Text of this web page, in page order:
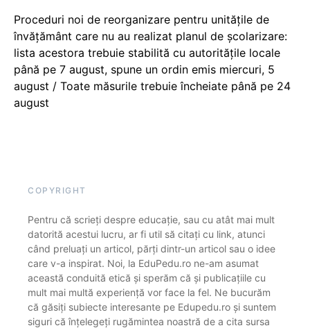
Proceduri noi de reorganizare pentru unitățile de
învățământ care nu au realizat planul de școlarizare:
lista acestora trebuie stabilită cu autoritățile locale
până pe 7 august, spune un ordin emis miercuri, 5
august / Toate măsurile trebuie încheiate până pe 24
august
COPYRIGHT
Pentru că scrieți despre educație, sau cu atât mai mult
datorită acestui lucru, ar fi util să citați cu link, atunci
când preluați un articol, părți dintr-un articol sau o idee
care v-a inspirat. Noi, la EduPedu.ro ne-am asumat
această conduită etică și sperăm că și publicațiile cu
mult mai multă experiență vor face la fel. Ne bucurăm
că găsiți subiecte interesante pe Edupedu.ro și suntem
siguri că înțelegeți rugămintea noastră de a cita sursa